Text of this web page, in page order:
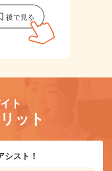
ト
ット
シスト！